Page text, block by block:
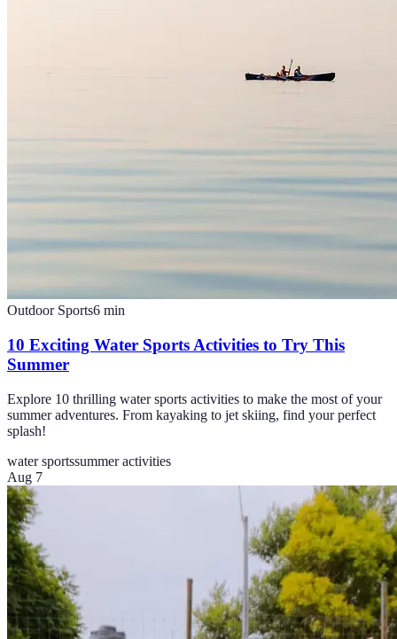
Outdoor Sports6 min
10 Exciting Water Sports Activities to Try This
Summer
Explore 10 thrilling water sports activities to make the most of your
summer adventures. From kayaking to jet skiing, find your perfect
splash!
water sportssummer activities
Aug 7